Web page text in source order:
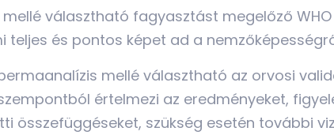
választható fagyasztást megelőző WHO
teljes és pontos képet ad a
mellé választható az orvosi
értelmezi az eredményeket,
összefüggéseket, szükség esetén további